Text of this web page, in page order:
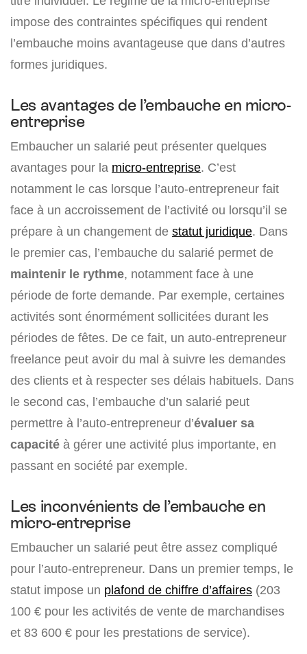
impose des contraintes spécifiques qui rendent
l’embauche moins avantageuse que dans d’autres
formes juridiques.
Les avantages de l’embauche en micro-
entreprise
Embaucher un salarié peut présenter quelques
avantages pour la micro-entreprise. C’est
notamment le cas lorsque l’auto-entrepreneur fait
face à un accroissement de l’activité ou lorsqu’il se
prépare à un changement de statut juridique. Dans
le premier cas, l’embauche du salarié permet de
maintenir le rythme, notamment face à une
période de forte demande. Par exemple, certaines
activités sont énormément sollicitées durant les
périodes de fêtes. De ce fait, un auto-entrepreneur
freelance peut avoir du mal à suivre les demandes
des clients et à respecter ses délais habituels. Dans
le second cas, l’embauche d’un salarié peut
permettre à l’auto-entrepreneur d’évaluer sa
capacité à gérer une activité plus importante, en
passant en société par exemple.
Les inconvénients de l’embauche en
micro-entreprise
Embaucher un salarié peut être assez compliqué
pour l’auto-entrepreneur. Dans un premier temps, le
statut impose un plafond de chiffre d’affaires (203
100 € pour les activités de vente de marchandises
et 83 600 € pour les prestations de service).